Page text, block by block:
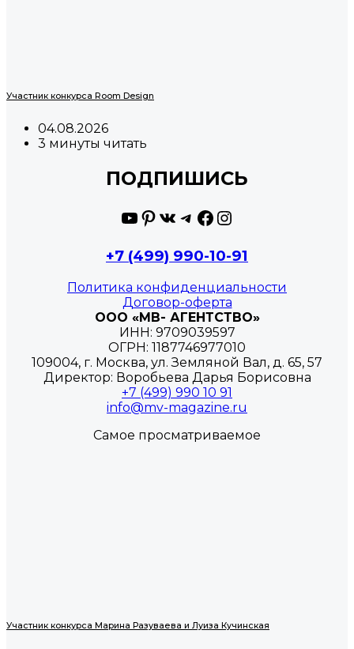
Участник конкурса Room Design
04.08.2026
3 минуты читать
ПОДПИШИСЬ
YouTube
Pinterest
ВКонтакте
Telegram
Facebook
Instagram
+7 (499) 990-10-91
Политика конфиденциальности
Договор-оферта
ООО «МВ- АГЕНТСТВО»
ИНН: 9709039597
ОГРН: 1187746977010
109004, г. Москва, ул. Земляной Вал, д. 65, 57
Директор: Воробьева Дарья Борисовна
+7 (499) 990 10 91
info@mv-magazine.ru
Самое просматриваемое
Участник конкурса Марина Разуваева и Луиза Кучинская